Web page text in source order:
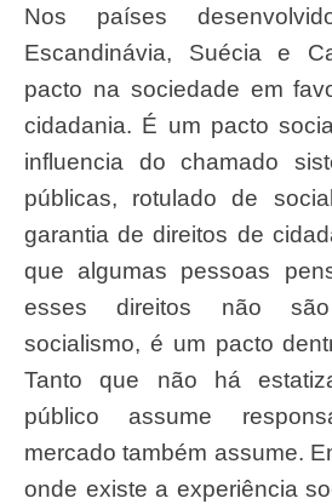
Nos países desenvolvidos da Europa,
Escandinávia, Suécia e
pacto na sociedade em
cidadania. É um pacto
influencia do chamado
públicas, rotulado de
garantia de direitos de
que algumas pessoas
esses direitos não
socialismo, é um pacto
Tanto que não há
público assume
mercado também assume.
onde existe a experiência